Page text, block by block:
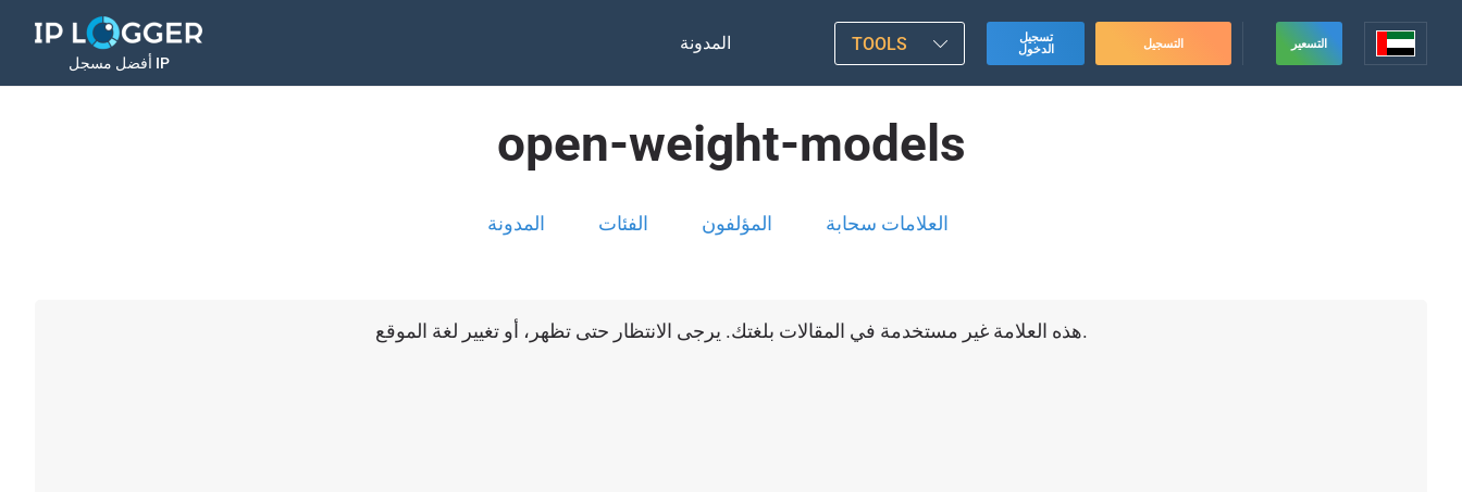
أفضل مسجل IP
المدونة TOOLS
تسجيل
الدخول
التسجيل التسعير
open-weight-models
المدونة الفئات المؤلفون العلامات سحابة